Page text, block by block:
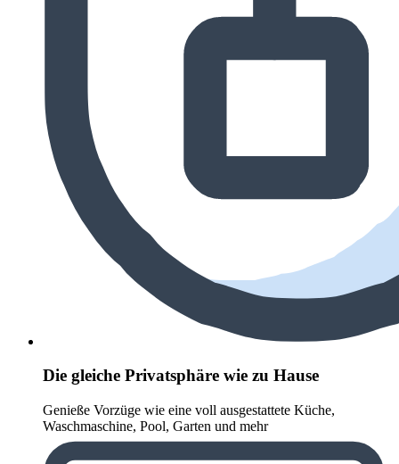
Die gleiche Privatsphäre wie zu Hause
Genieße Vorzüge wie eine voll ausgestattete Küche,
Waschmaschine, Pool, Garten und mehr